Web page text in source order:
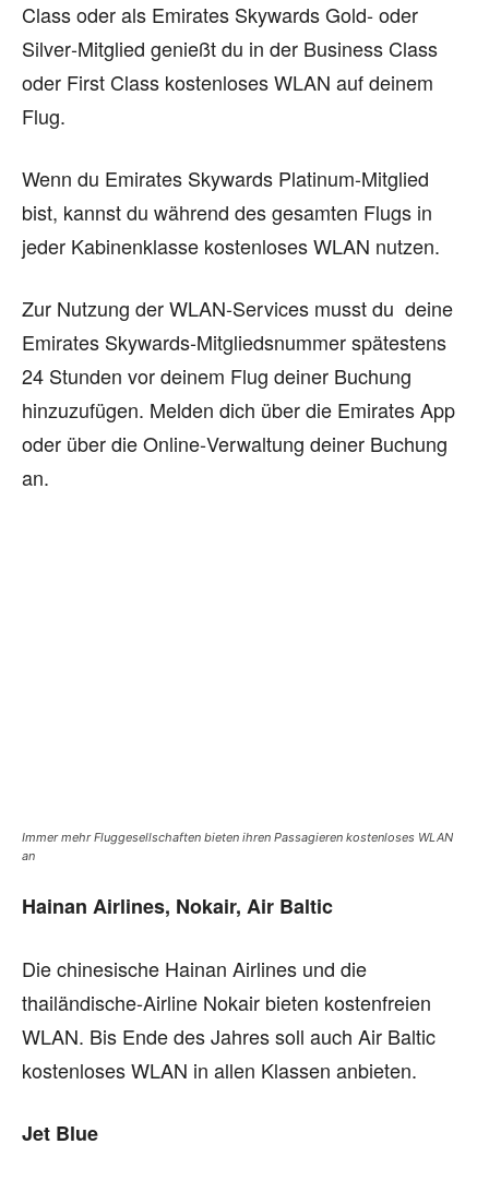
Class oder als Emirates Skywards Gold‑ oder
Silver‑Mitglied genießt du in der Business Class
oder First Class kostenloses WLAN auf deinem
Flug.
Wenn du Emirates Skywards Platinum-Mitglied
bist, kannst du während des gesamten Flugs in
jeder Kabinenklasse kostenloses WLAN nutzen.
Zur Nutzung der WLAN-Services musst du deine
Emirates Skywards‑Mitgliedsnummer spätestens
24 Stunden vor deinem Flug deiner Buchung
hinzuzufügen. Melden dich über die Emirates App
oder über die Online‑Verwaltung deiner Buchung
an.
Immer mehr Fluggesellschaften bieten ihren Passagieren kostenloses WLAN
an
Hainan Airlines, Nokair, Air Baltic
Die chinesische Hainan Airlines und die
thailändische-Airline Nokair bieten kostenfreien
WLAN. Bis Ende des Jahres soll auch Air Baltic
kostenloses WLAN in allen Klassen anbieten.
Jet Blue